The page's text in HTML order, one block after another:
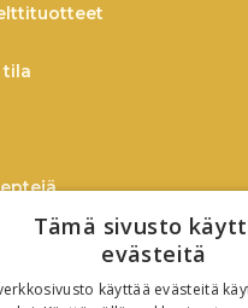
tila
Tämä sivusto
evästeitä
käyttää evästeitä